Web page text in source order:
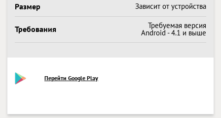
Размер Зависит от устройства
Требования Требуемая версия
Android - 4.1 и выше
Перейти Google Play